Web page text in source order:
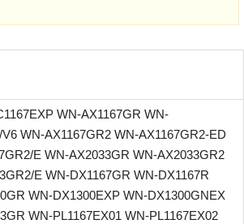
WN-AX1167GR WN-
WN-AX1167GR2 WN-AX1167GR2-ED
E WN-AX2033GR WN-AX2033GR2
E WN-DX1167GR WN-DX1167R
WN-DX1300EXP WN-DX1300GNEX
WN-PL1167EX01 WN-PL1167EX02